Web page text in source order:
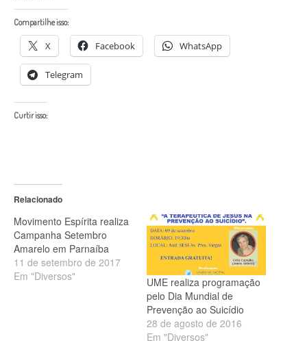
Compartilhe isso:
X Facebook WhatsApp
Telegram
Curtir isso:
Relacionado
Movimento Espírita realiza
Campanha Setembro
Amarelo em Parnaíba
11 de setembro de 2017
Em "Diversos"
UME realiza programação
pelo Dia Mundial de
Prevenção ao Suicídio
28 de agosto de 2016
Em "Diversos"